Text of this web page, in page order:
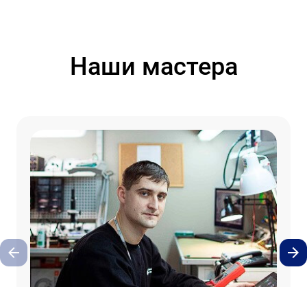
Наши мастера